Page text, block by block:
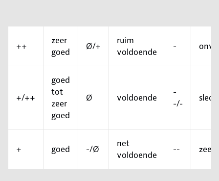
++
zeer
goed
Ø/+
ruim
voldoende
-
+/++
goed
tot
zeer
goed
Ø voldoende
-
-/-
+ goed -/Ø
net
voldoende
-- zeer